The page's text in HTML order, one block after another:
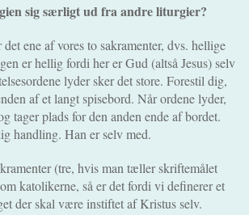
sig særligt ud fra andre liturgier?
ene af vores to sakramenter, dvs. hellige
er hellig fordi her er Gud (altså Jesus) selv
lyder sker det store. Forestil dig,
af et langt spisebord. Når ordene lyder,
tager plads for den anden ende af bordet.
handling. Han er selv med.
(tre, hvis man tæller skriftemålet
katolikerne, så er det fordi vi definerer et
der skal være instiftet af Kristus selv.